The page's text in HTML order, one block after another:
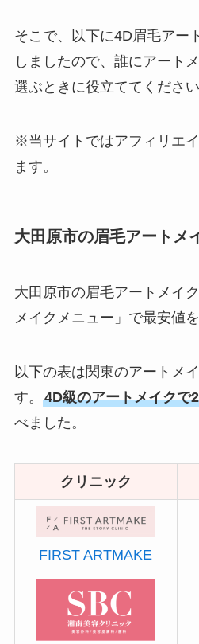
そこで、以下に4D眉毛アー
しましたので、誰にアート
選ぶときに役立ててください
※当サイトではアフィリエ
ます。
大田原市の眉毛アートメ
大田原市の眉毛アートメイ
メイクメニュー」で最安値
以下の表は関東のアートメ
す。 4D級のアートメイクで
べました。
クリニック
FIRST ARTMAKE